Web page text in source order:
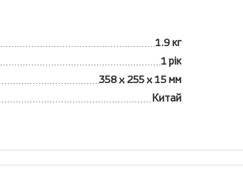
1.9 кг
1 рік
358 х 255 х 15 мм
Китай